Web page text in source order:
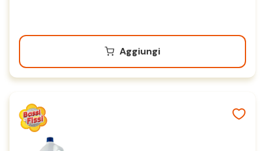
Aggiungi